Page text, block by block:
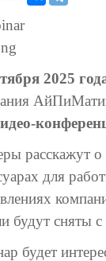
2025
расскажут
для
будут сняты
будет